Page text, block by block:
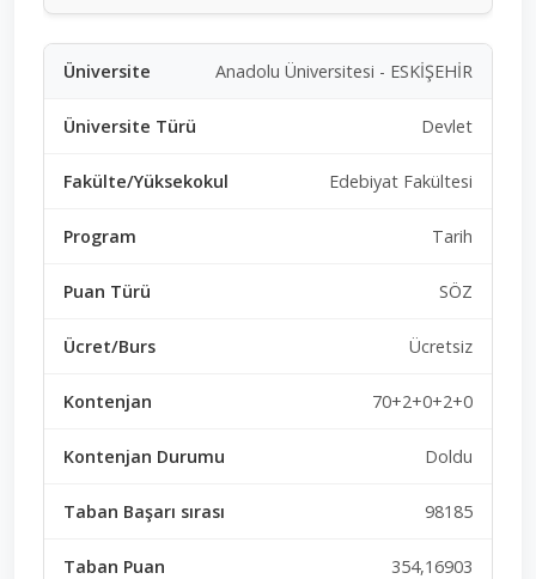
Anadolu Üniversitesi - ESKİŞEHİR
Devlet
Edebiyat Fakültesi
Tarih
SÖZ
Ücretsiz
70+2+0+2+0
Doldu
98185
354,16903